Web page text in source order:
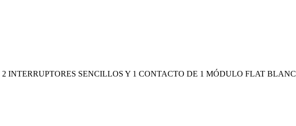
2 INTERRUPTORES SENCILLOS Y 1 CONTACTO DE 1 MÓDULO FLAT